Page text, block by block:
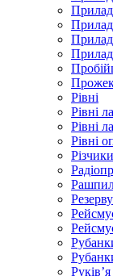
Рівні
Рівні
Рівні
Рівні